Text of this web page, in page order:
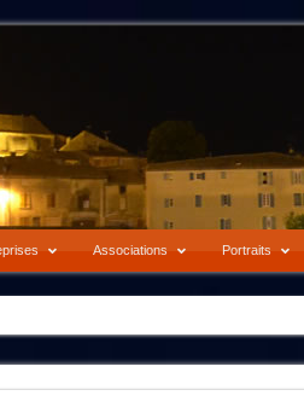
Associations Portraits